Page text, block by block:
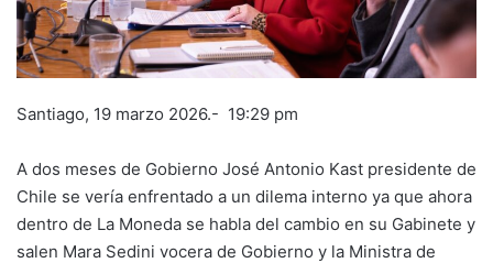
Santiago, 19 marzo 2026.- 19:29 pm
A dos meses de Gobierno José Antonio Kast presidente de
Chile se vería enfrentado a un dilema interno ya que ahora
dentro de La Moneda se habla del cambio en su Gabinete y
salen Mara Sedini vocera de Gobierno y la Ministra de